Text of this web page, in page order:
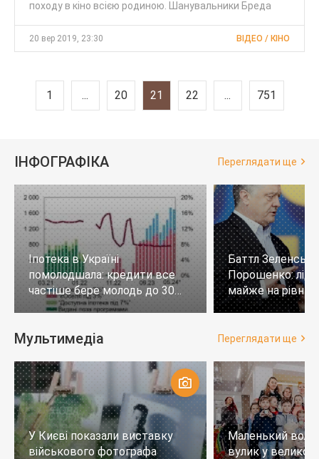
походу в кіно всією родиною. Шанувальники Бреда
20 вер 2019, 23:30 ВІДЕО / КІНО
1 ... 20 21 22 ... 751
ІНФОГРАФІКА Переглядати ще
Іпотека в Україні
помолодшала: кредити все
частіше бере молодь до 30
років
Баттл
Порошенко:
майже на
тих, хто не
Мультимедіа Переглядати ще
У Києві показали виставку
військового фотографа
Маленький
вулик у